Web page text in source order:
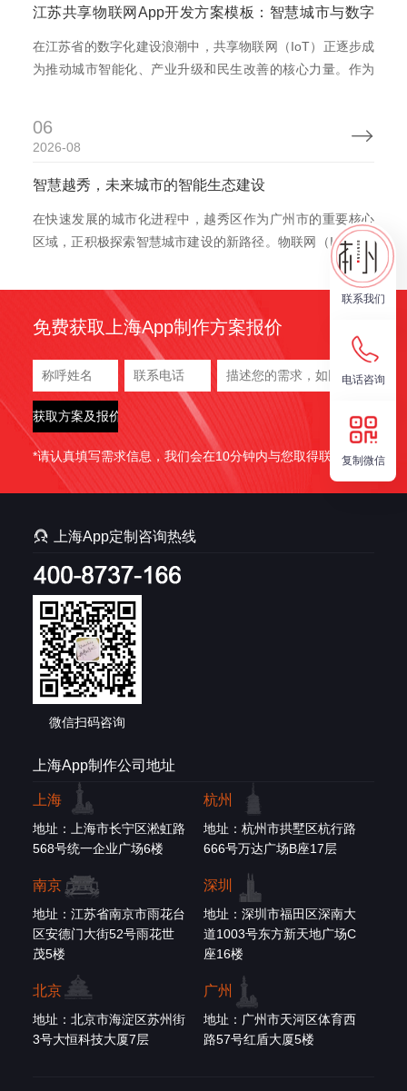
联系我们
电话咨询
复制微信
江苏共享物联网App开发方案模板：智慧城市与数字
赋能的全新生态
在江苏省的数字化建设浪潮中，共享物联网（IoT）正逐步成
为推动城市智能化、产业升级和民生改善的核心力量。作为
而，如何高效、创新地开发符合江苏特色的共享物联网App，
06
2026-08 
智慧越秀，未来城市的智能生态建设
在快速发展的城市化进程中，越秀区作为广州市的重要核心
区域，正积极探索智慧城市建设的新路径。物联网（IoT）技
术作为连接物理世界与数字世界的桥梁，为越秀区的城市管
理、公共服务和居民生活带来了革命性的变革。越秀物联网
APP的开发，将成为推动区域经济、提升居民生活质量、实
现可持续发展的关键手段。
免费获取上海App制作方案报价
*请认真填写需求信息，我们会在10分钟内与您取得联系。
 上海App定制咨询热线
微信扫码咨询
上海App制作公司地址
上海
地址：上海市长宁区淞虹路
568号统一企业广场6楼
杭州
地址：杭州市拱墅区杭行路
666号万达广场B座17层
南京
地址：江苏省南京市雨花台
区安德门大街52号雨花世
茂5楼
深圳
地址：深圳市福田区深南大
道1003号东方新天地广场C
座16楼
北京
地址：北京市海淀区苏州街
3号大恒科技大厦7层
广州
地址：广州市天河区体育西
路57号红盾大厦5楼